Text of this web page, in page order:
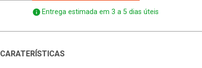
info Entrega estimada em 3 a 5 dias úteis
CARATERÍSTICAS